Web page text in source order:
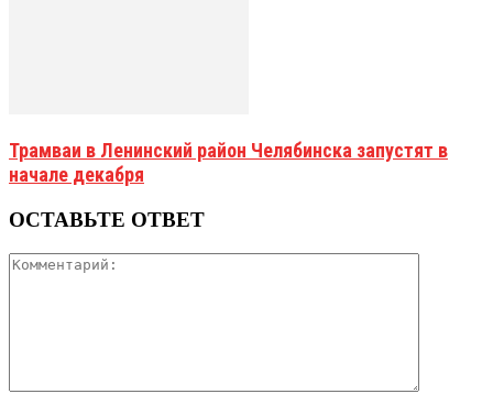
Трамваи в Ленинский район Челябинска запустят в
начале декабря
ОСТАВЬТЕ ОТВЕТ